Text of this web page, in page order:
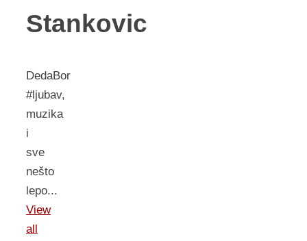
Stankovic
DedaBor
#ljubav,
muzika
i
sve
nešto
lepo...
View
all